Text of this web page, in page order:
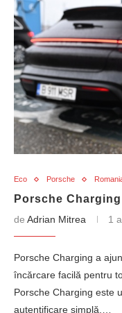
Eco Porsche
Porsche
de Adrian Mitrea 1
Porsche Charging a
încărcare facilă pentru
Porsche Charging este
autentificare simplă,…